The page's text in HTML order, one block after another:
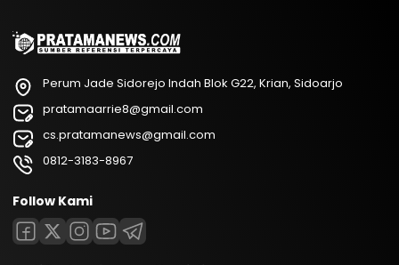
Perum Jade Sidorejo Indah Blok G22, Krian, Sidoarjo
pratamaarrie8@gmail.com
cs.pratamanews@gmail.com
0812-3183-8967
Follow Kami